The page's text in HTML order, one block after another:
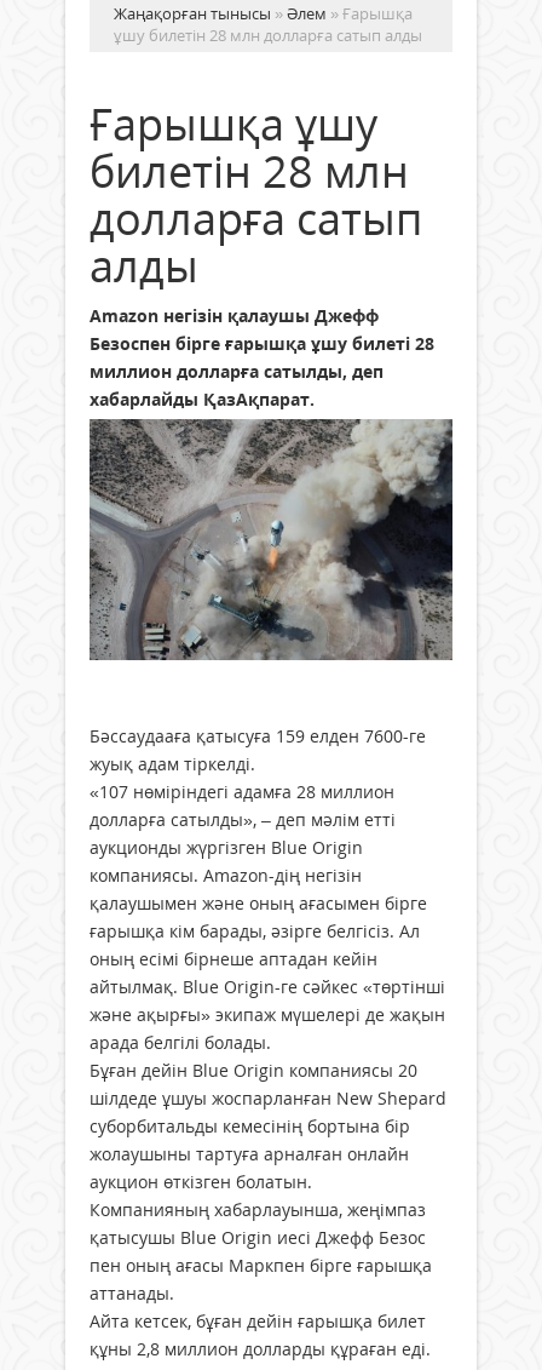
Жаңақорған тынысы »Әлем » Ғарышқа
ұшу билетін 28 млн долларға сатып алды
Ғарышқа ұшу
билетін 28 млн
долларға сатып
алды
Amazon негізін қалаушы Джефф
Безоспен бірге ғарышқа ұшу билеті 28
миллион долларға сатылды, деп
хабарлайды ҚазАқпарат.
Бәссаудааға қатысуға 159 елден 7600-ге
жуық адам тіркелді.
«107 нөміріндегі адамға 28 миллион
долларға сатылды», – деп мәлім етті
аукционды жүргізген Blue Origin
компаниясы. Amazon-дің негізін
қалаушымен және оның ағасымен бірге
ғарышқа кім барады, әзірге белгісіз. Ал
оның есімі бірнеше аптадан кейін
айтылмақ. Blue Origin-ге сәйкес «төртінші
және ақырғы» экипаж мүшелері де жақын
арада белгілі болады.
Бұған дейін Blue Origin компаниясы 20
шілдеде ұшуы жоспарланған New Shepard
суборбитальды кемесінің бортына бір
жолаушыны тартуға арналған онлайн
аукцион өткізген болатын.
Компанияның хабарлауынша, жеңімпаз
қатысушы Blue Origin иесі Джефф Безос
пен оның ағасы Маркпен бірге ғарышқа
аттанады.
Айта кетсек, бұған дейін ғарышқа билет
құны 2,8 миллион долларды құраған еді.